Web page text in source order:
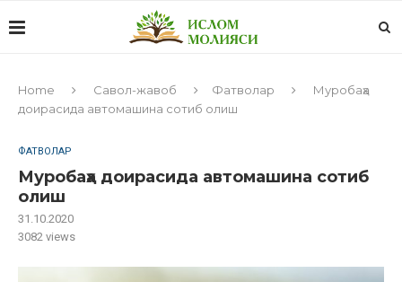
Home Савол-жавоб Фатволар
Муробаҳа
доирасида автомашина сотиб олиш
ФАТВОЛАР
Муробаҳа доирасида автомашина сотиб
олиш
31.10.2020
3082 views